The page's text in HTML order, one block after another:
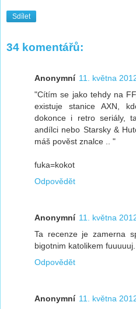
Sdílet
34 komentářů:
Anonymní 11. května
"Cítím se jako tehdy na
existuje stanice AXN,
dokonce i retro seriály,
andílci nebo Starsky &
máš pověst znalce .. "
fuka=kokot
Odpovědět
Anonymní 11. května
Ta recenze je zamerna
bigotnim katolikem fuuuuuj.
Odpovědět
Anonymní 11. května